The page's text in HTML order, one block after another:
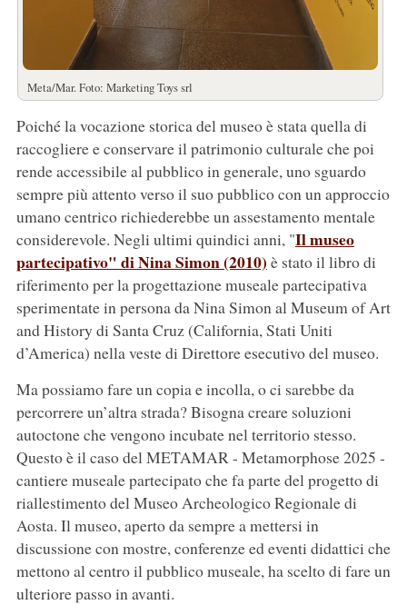
Meta/Mar. Foto: Marketing Toys srl
Poiché la vocazione storica del museo è stata quella di
raccogliere e conservare il patrimonio culturale che poi
rende accessibile al pubblico in generale, uno sguardo
sempre più attento verso il suo pubblico con un approccio
umano centrico richiederebbe un assestamento mentale
considerevole. Negli ultimi quindici anni, "Il museo
partecipativo" di Nina Simon (2010) è stato il libro di
riferimento per la progettazione museale partecipativa
sperimentate in persona da Nina Simon al Museum of Art
and History di Santa Cruz (California, Stati Uniti
d’America) nella veste di Direttore esecutivo del museo.
Ma possiamo fare un copia e incolla, o ci sarebbe da
percorrere un’altra strada? Bisogna creare soluzioni
autoctone che vengono incubate nel territorio stesso.
Questo è il caso del METAMAR - Metamorphose 2025 -
cantiere museale partecipato che fa parte del progetto di
riallestimento del Museo Archeologico Regionale di
Aosta. Il museo, aperto da sempre a mettersi in
discussione con mostre, conferenze ed eventi didattici che
mettono al centro il pubblico museale, ha scelto di fare un
ulteriore passo in avanti.